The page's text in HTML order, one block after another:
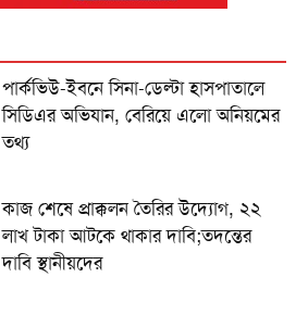
পার্কভিউ-ইবনে সিনা-ডেল্টা হাসপাতালে
সিডিএর অভিযান, বেরিয়ে এলো অনিয়মের
তথ্য
কাজ শেষে প্রাক্কলন তৈরির উদ্যোগ, ২২
লাখ টাকা আটকে থাকার দাবি;তদন্তের
দাবি স্থানীয়দের